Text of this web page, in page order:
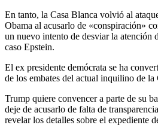
En tanto, la Casa Blanca volvió al
Obama al acusarlo de «conspiración»
un nuevo intento de desviar la atención
caso Epstein.
El ex presidente demócrata se ha
de los embates del actual inquilino de la
Trump quiere convencer a parte de su
deje de acusarlo de falta de
revelar los detalles sobre el expediente